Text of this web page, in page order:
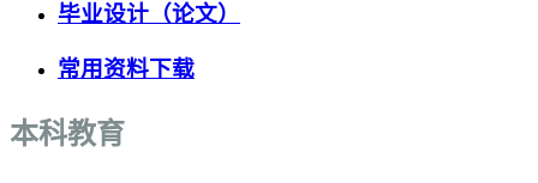
毕业设计（论文）
常用资料下载
本科教育